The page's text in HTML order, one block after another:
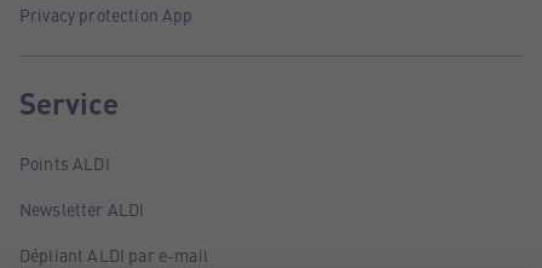
Privacy protection App
Service
Points ALDI
Newsletter ALDI
Dépliant ALDI par e-mail